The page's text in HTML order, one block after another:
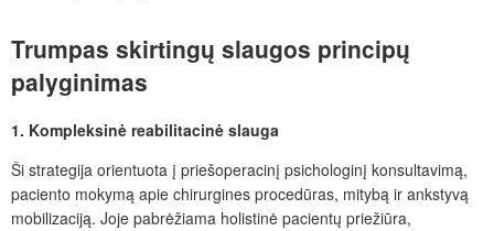
Trumpas skirtingų slaugos principų
palyginimas
1. Kompleksinė reabilitacinė slauga
Ši strategija orientuota į priešoperacinį psichologinį konsultavimą,
paciento mokymą apie chirurgines procedūras, mitybą ir ankstyvą
mobilizaciją. Joje pabrėžiama holistinė pacientų priežiūra,